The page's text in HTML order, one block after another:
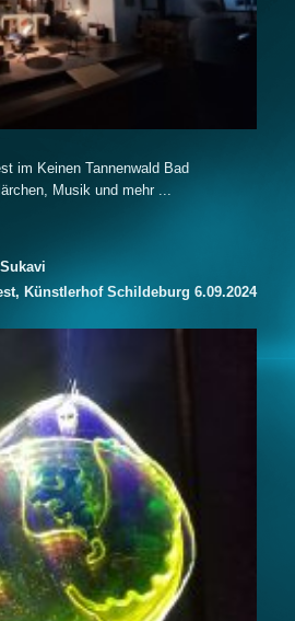
im Keinen Tannenwald Bad
Musik und mehr ...
Künstlerhof Schildeburg 6.09.2024